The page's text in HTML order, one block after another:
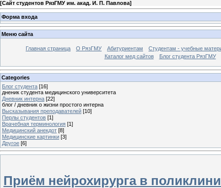
[Сайт студентов РязГМУ им. акад. И. П. Павлова]
Форма входа
Меню сайта
Главная страница О РязГМУ Абитуриентам
Студентам - учебные
Каталог мед сайтов
Блог студента РязГМУ
Categories
Блог студента [16]
дненик студента медицинского университета
Дневник интерна [22]
блог / дневник о жизни простого интерна
Высказывания преподавателей [10]
Перлы студентов [1]
Врачебная терминология [1]
Медицинский анекдот [8]
Медицинские картинки [3]
Другое [6]
Приём нейрохирурга в